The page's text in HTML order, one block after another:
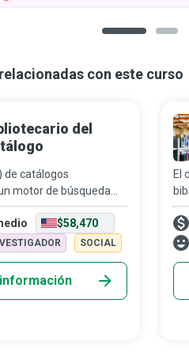
con este curso
del
de catálogos
motor de búsqueda
para ayudarte a
información que estés
$58,470
SOCIAL
El